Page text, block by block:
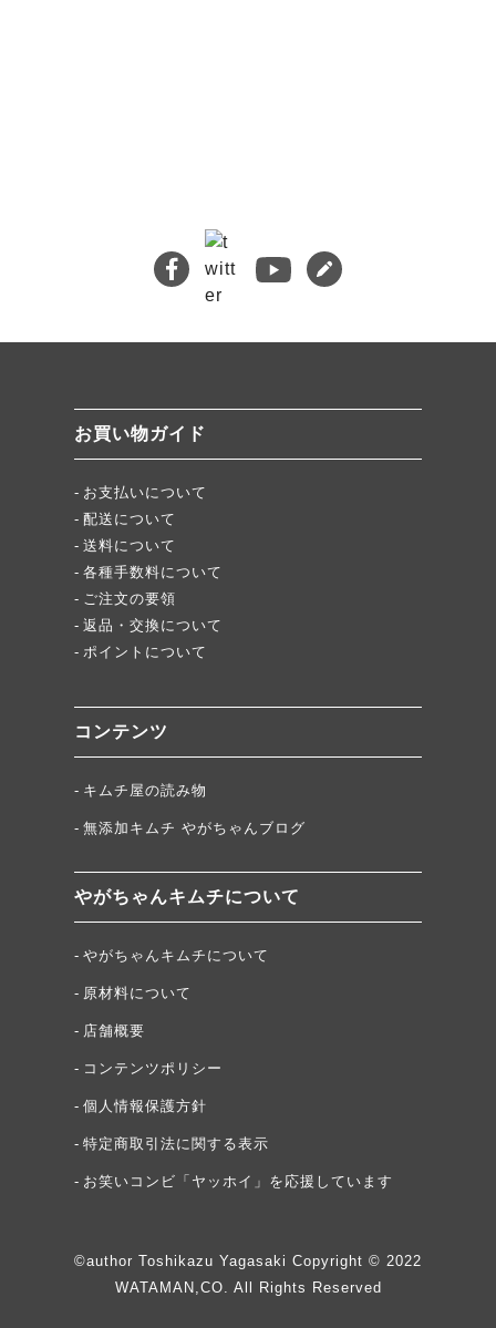
熊本地震義援金について
キムチバイキングはお得です！
牡蠣ジュルカレー、絶品中の絶品!
絶品チャーシュー、おすすめ！
「頂・その先」圧倒的美味！
お買い物ガイド
お支払いについて
配送について
送料について
各種手数料について
ご注文の要領
返品・交換について
ポイントについて
コンテンツ
キムチ屋の読み物
無添加キムチ やがちゃんブログ
やがちゃんキムチについて
やがちゃんキムチについて
原材料について
店舗概要
コンテンツポリシー
個人情報保護方針
特定商取引法に関する表示
お笑いコンビ「ヤッホイ」を応援しています
©author Toshikazu Yagasaki Copyright © 2022
WATAMAN,CO. All Rights Reserved